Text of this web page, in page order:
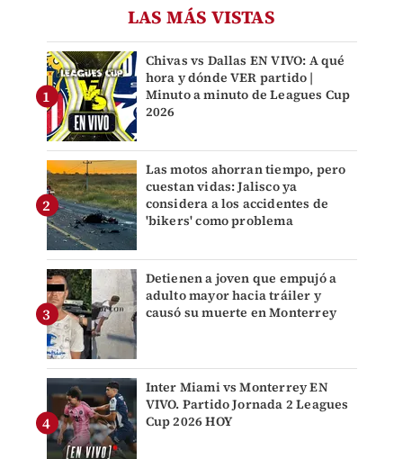
LAS MÁS VISTAS
Chivas vs Dallas EN VIVO: A qué
hora y dónde VER partido |
Minuto a minuto de Leagues Cup
2026
Las motos ahorran tiempo, pero
cuestan vidas: Jalisco ya
considera a los accidentes de
'bikers' como problema
Detienen a joven que empujó a
adulto mayor hacia tráiler y
causó su muerte en Monterrey
Inter Miami vs Monterrey EN
VIVO. Partido Jornada 2 Leagues
Cup 2026 HOY